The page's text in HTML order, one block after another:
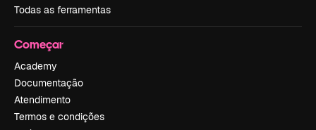
Todas as ferramentas
Começar
Academy
Documentação
Atendimento
Termos e condições